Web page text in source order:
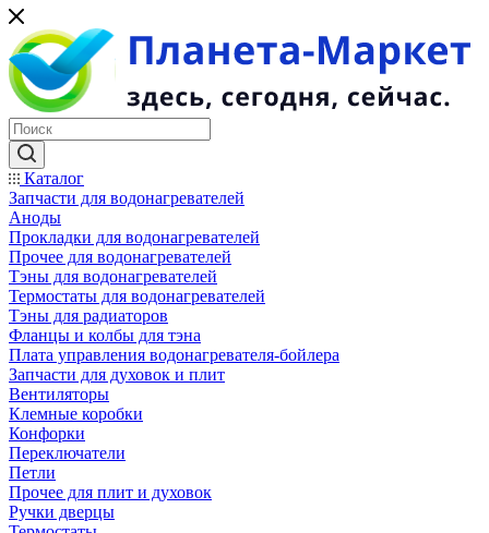
Каталог
Запчасти для водонагревателей
Аноды
Прокладки для водонагревателей
Прочее для водонагревателей
Тэны для водонагревателей
Термостаты для водонагревателей
Тэны для радиаторов
Фланцы и колбы для тэна
Плата управления водонагревателя-бойлера
Запчасти для духовок и плит
Вентиляторы
Клемные коробки
Конфорки
Переключатели
Петли
Прочее для плит и духовок
Ручки дверцы